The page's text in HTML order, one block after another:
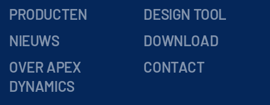
PRODUCTEN
NIEUWS
OVER APEX
DYNAMICS
DESIGN TOOL
DOWNLOAD
CONTACT